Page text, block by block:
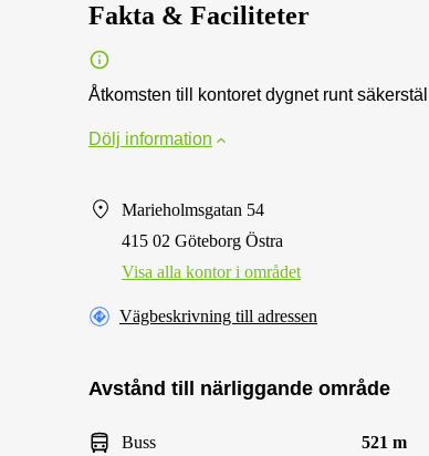
Fakta & Faciliteter
Åtkomsten till kontoret dygnet runt
Dölj information
Marieholmsgatan 54
415 02 Göteborg Östra
Visa alla kontor i området
Vägbeskrivning till adressen
Avstånd till närliggande område
Buss 521 m